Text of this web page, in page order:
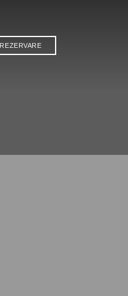
REZERVARE